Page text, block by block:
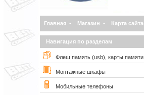
Главная • Магазин • Карта сайта
Навигация по разделам
Флеш память (usb), карты памяти
Монтажные шкафы
Мобильные телефоны